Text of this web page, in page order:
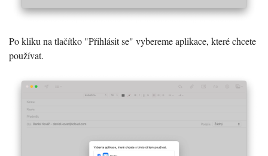
Po kliku na tlačítko "Přihlásit se" vybereme aplikace, které chcete
používat.